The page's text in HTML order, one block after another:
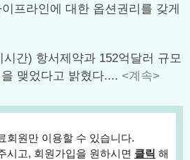
프라인에 대한 옵션권리를 갖게
간) 항서제약과 152억달러 규모
맺었다고 밝혔다.... <계속>
회원만 이용할 수 있습니다.
시고, 회원가입을 원하시면 클릭 해